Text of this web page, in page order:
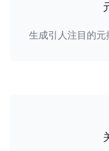
生成引人注目的元